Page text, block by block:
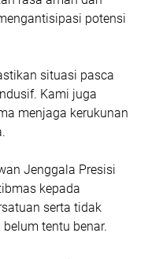
potensi
situasi pasca
Kami juga
menjaga kerukunan
Jenggala Presisi
kepada
serta tidak
tentu benar.